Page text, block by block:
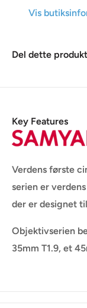
Vis
Del dette produkt
Key Features
Verdens første
serien er
der er designet
Objektivserien
35mm T1.9, et